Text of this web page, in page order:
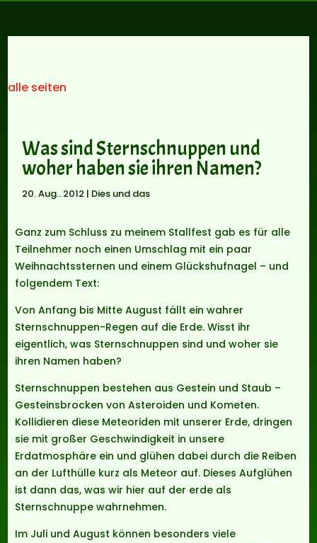
alle seiten
Was sind Sternschnuppen und
woher haben sie ihren Namen?
20. Aug.. 2012 | Dies und das
Ganz zum Schluss zu meinem Stallfest gab es für alle
Teilnehmer noch einen Umschlag mit ein paar
Weihnachtssternen und einem Glückshufnagel – und
folgendem Text:
Von Anfang bis Mitte August fällt ein wahrer
Sternschnuppen-Regen auf die Erde. Wisst ihr
eigentlich, was Sternschnuppen sind und woher sie
ihren Namen haben?
Sternschnuppen bestehen aus Gestein und Staub –
Gesteinsbrocken von Asteroiden und Kometen.
Kollidieren diese Meteoriden mit unserer Erde, dringen
sie mit großer Geschwindigkeit in unsere
Erdatmosphäre ein und glühen dabei durch die Reiben
an der Lufthülle kurz als Meteor auf. Dieses Aufglühen
ist dann das, was wir hier auf der erde als
Sternschnuppe wahrnehmen.
Im Juli und August können besonders viele